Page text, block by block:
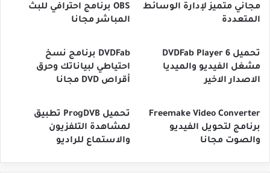
مجاني متميز لإدارة الوسائط
المتعددة
OBS برنامج احترافي للبث
المباشر مجانا
تحميل 6 DVDFab Player
مشغل الفيديو والميديا
الاصدار الاخير
DVDFab برنامج نسخ
احتياطي لبياناتك وحرق
أقراص DVD مجانا
Freemake Video Converter
برنامج لتحويل الفيديو
والصوت مجانا
تحميل ProgDVB تطبيق
لمشاهدة التلفزيون
والاستماع للراديو